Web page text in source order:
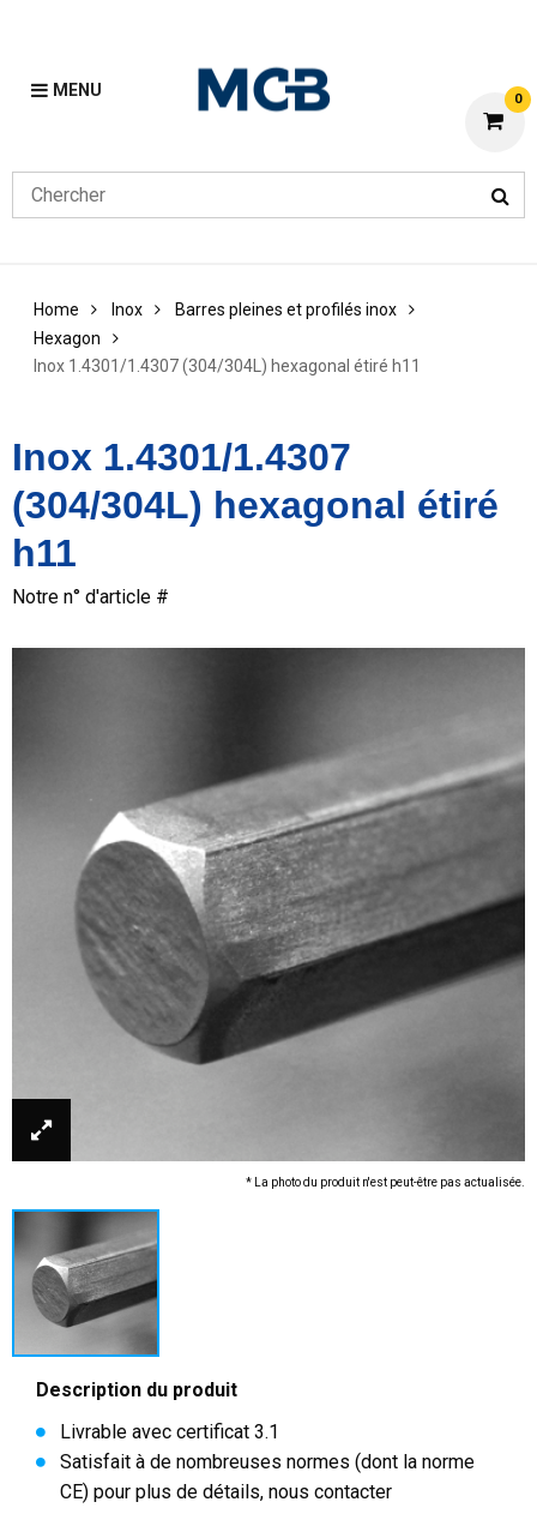
MENU 0
Home Inox
Barres pleines et profilés inox
Hexagon
Inox 1.4301/1.4307 (304/304L) hexagonal étiré h11
Inox 1.4301/1.4307
(304/304L) hexagonal étiré
h11
Notre n° d'article #
* La photo du produit n'est peut-être pas actualisée.
Description du produit
Livrable avec certificat 3.1
Satisfait à de nombreuses normes (dont la norme
CE) pour plus de détails, nous contacter